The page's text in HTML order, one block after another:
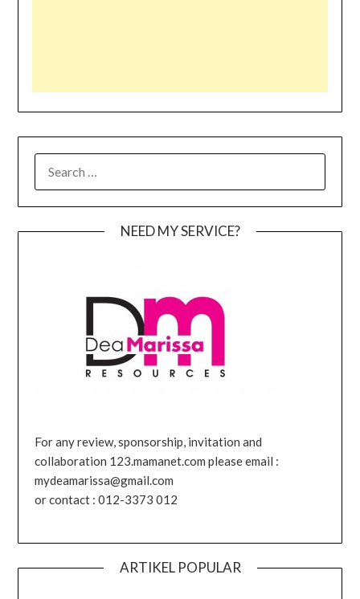
FOR:
NEED MY SERVICE?
For any review, sponsorship, invitation and
collaboration 123.mamanet.com please email :
mydeamarissa@gmail.com
or contact : 012-3373 012
ARTIKEL POPULAR